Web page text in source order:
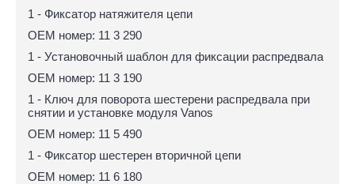
1 - Фиксатор натяжителя цепи
OEM номер: 11 3 290
1 - Установочный шаблон для фиксации распредвала
OEM номер: 11 3 190
1 - Ключ для поворота шестерени распредвала при
снятии и установке модуля Vanos
OEM номер: 11 5 490
1 - Фиксатор шестерен вторичной цепи
OEM номер: 11 6 180